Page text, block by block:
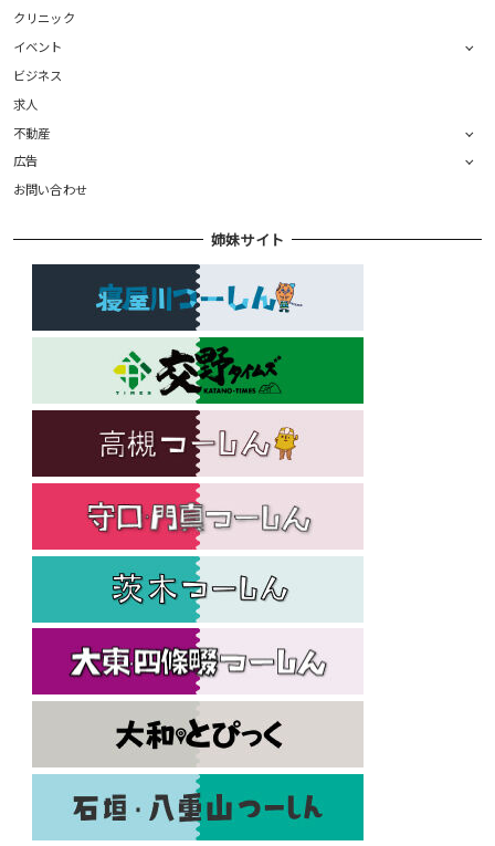
クリニック
イベント
ビジネス
求人
不動産
広告
お問い合わせ
姉妹サイト